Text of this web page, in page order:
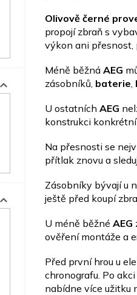
Olivově černé
propojí zbraň s
výkon ani přesnost,
Méně běžná AEG
zásobníků, baterie
U ostatních AEG
konstrukci
Na přesnosti se
přítlak znovu a
Zásobníky bývají u
ještě před koupí
U méně běžné AEG
ověření montáže a
Před první hrou u
chronografu. Po
nabídne více užitku